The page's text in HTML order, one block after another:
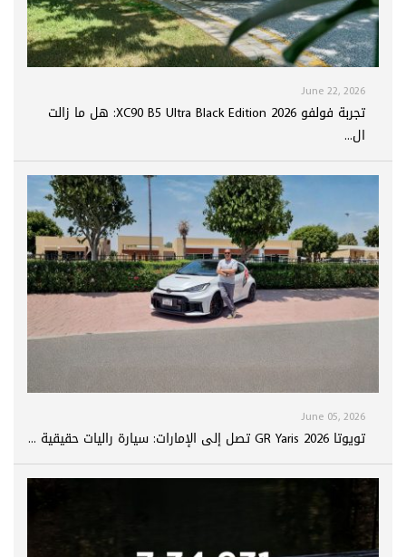
June 22, 2026
تجربة فولفو XC90 B5 Ultra Black Edition 2026: هل ما زالت
ال...
June 05, 2026
تويوتا GR Yaris 2026 تصل إلى الإمارات: سيارة راليات حقيقية ...